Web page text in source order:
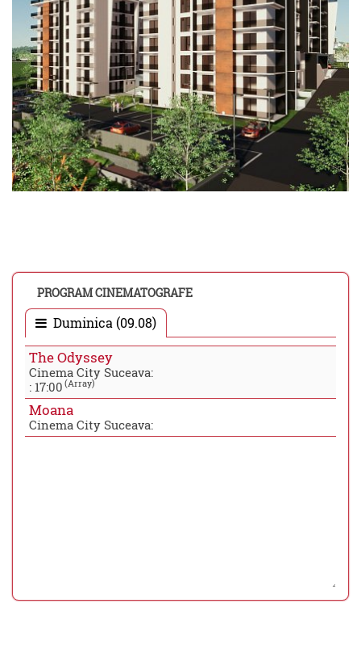
PROGRAM CINEMATOGRAFE
Duminica (09.08)
The Odyssey
Cinema City Suceava:
: 17:00 (Array)
Moana
Cinema City Suceava: